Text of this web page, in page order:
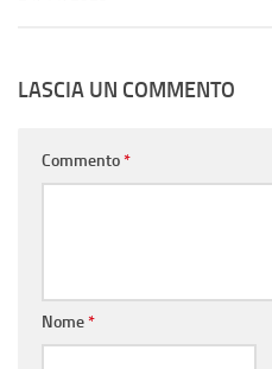
LASCIA UN COMMENTO
Commento*
Nome*